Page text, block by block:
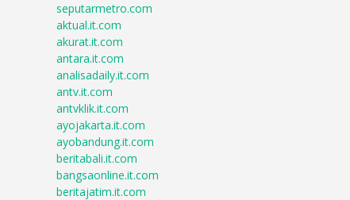
seputarmetro.com
aktual.it.com
akurat.it.com
antara.it.com
analisadaily.it.com
antv.it.com
antvklik.it.com
ayojakarta.it.com
ayobandung.it.com
beritabali.it.com
bangsaonline.it.com
beritajatim.it.com